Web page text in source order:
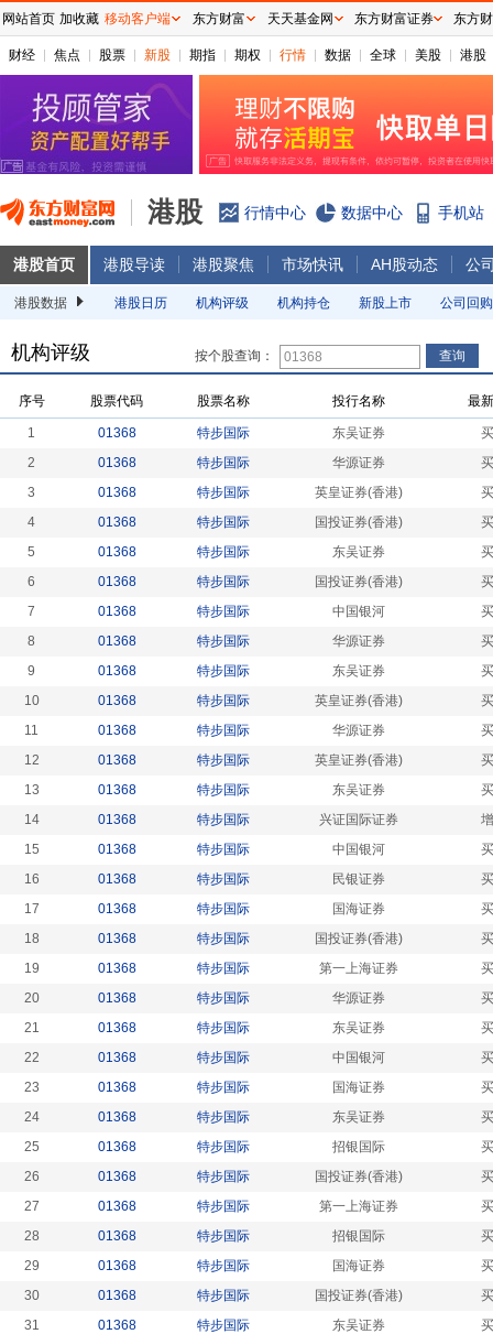
财经 焦点 股票 新股 期指 期权 行情 数据 全球 美股 港股
港股 行情中心 数据中心 手机站
港股首页 港股导读 港股聚焦 市场快讯 AH股动态 公
港股数据 港股日历 机构评级 机构持仓 新股上市 公司回购
机构评级 按个股查询：
序号 股票代码 股票名称 投行名称 最
1 01368 特步国际 东吴证券
2
01368 特步国际 华源证券
3
01368 特步国际 英皇证券(香港)
4
01368 特步国际 国投证券(香港)
5
01368 特步国际 东吴证券
6
01368 特步国际 国投证券(香港)
7
01368 特步国际 中国银河
8
01368 特步国际 华源证券
9
01368 特步国际 东吴证券
10
01368 特步国际 英皇证券(香港)
11
01368 特步国际 华源证券
12
01368 特步国际 英皇证券(香港)
13
01368 特步国际 东吴证券
14
01368 特步国际 兴证国际证券
15
01368 特步国际 中国银河
16
01368 特步国际 民银证券
17
01368 特步国际 国海证券
18
01368 特步国际 国投证券(香港)
19
01368 特步国际 第一上海证券
20
01368 特步国际 华源证券
21
01368 特步国际 东吴证券
22
01368 特步国际 中国银河
23
01368 特步国际 国海证券
24
01368 特步国际 东吴证券
25
01368 特步国际 招银国际
26
01368 特步国际 国投证券(香港)
27
01368 特步国际 第一上海证券
28
01368 特步国际 招银国际
29
01368 特步国际 国海证券
30
01368 特步国际 国投证券(香港)
31
01368 特步国际 东吴证券
网站首页 加收藏 移动客户端 东方财富 天天基金网 东方财富证券 东方